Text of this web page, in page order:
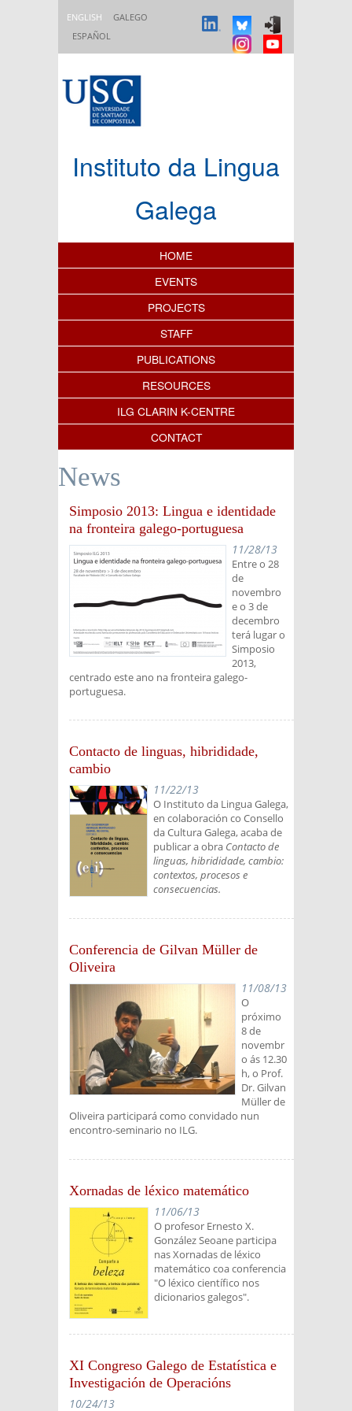
ENGLISH
GALEGO
ESPAÑOL
Instituto da Lingua
Galega
Content Index
HOME
EVENTS
PROJECTS
STAFF
PUBLICATIONS
RESOURCES
ILG CLARIN K-CENTRE
CONTACT
News
Simposio 2013: Lingua e identidade
na fronteira galego-portuguesa
11/28/13
Entre o 28
de
novembro
e o 3 de
decembro
terá lugar o
Simposio
2013,
centrado este ano na fronteira galego-
portuguesa.
Contacto de linguas, hibrididade,
cambio
11/22/13
O Instituto da Lingua Galega,
en colaboración co Consello
da Cultura Galega, acaba de
publicar a obra Contacto de
linguas, hibrididade, cambio:
contextos, procesos e
consecuencias.
Conferencia de Gilvan Müller de
Oliveira
11/08/13
O
próximo
8 de
novembr
o ás 12.30
h, o Prof.
Dr. Gilvan
Müller de
Oliveira participará como convidado nun
encontro-seminario no ILG.
Xornadas de léxico matemático
11/06/13
O profesor Ernesto X.
González Seoane participa
nas Xornadas de léxico
matemático coa conferencia
"O léxico científico nos
dicionarios galegos".
XI Congreso Galego de Estatística e
Investigación de Operacións
10/24/13